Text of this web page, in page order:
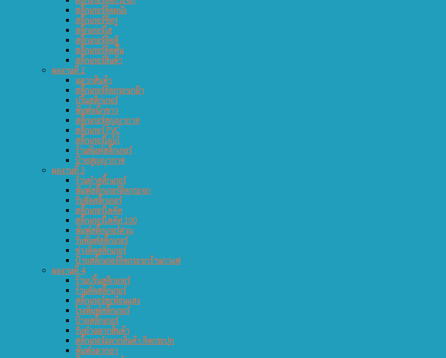
สติ๊กเกอร์ติดผนัง
สติ๊กเกอร์ซีทรู
สติ๊กเกอร์ใส
สติ๊กเกอร์ติดตู้
สติ๊กเกอร์ติดพื้น
สติ๊กเกอร์สินค้า
ผลงานที่ 2
ฉลากสินค้า
สติ๊กเกอร์ติดกระจกฝ้า
ปริ้นสติกเกอร์
พิมพ์หมึกขาว
สติ๊กเกอร์สูญญากาศ
สติ๊กเกอร์ PVC
สติ๊กเกอร์โลโก้
ร้านพิมพ์สติ๊กเกอร์
ป้ายสูญญากาศ
ผลงานที่ 3
ร้านทำสติ๊กเกอร์
พิมพ์สติ๊กเกอร์ติดกระจก
รับตัดสติ๊กเกอร์
สติ๊กเกอร์ไดคัท
สติ๊กเกอร์ไดคัท 100
พิมพ์สติ๊กเกอร์ด่วน
รับพิมพ์สติ๊กเกอร์
ช่างติดสติกเกอร์
ป้ายสติ๊กเกอร์ติดกระจกร้านกาแฟ
ผลงานที่ 4
ร้านปริ้นสติกเกอร์
ร้านตัดสติ๊กเกอร์
สติ๊กเกอร์สะท้อนแสง
โรงพิมพ์สติ๊กเกอร์
ป้ายสติ๊กเกอร์
รับทำฉลากสินค้า
สติ๊กเกอร์ฉลากสินค้า ติดกระปุก
พิมพ์ฉลากยา